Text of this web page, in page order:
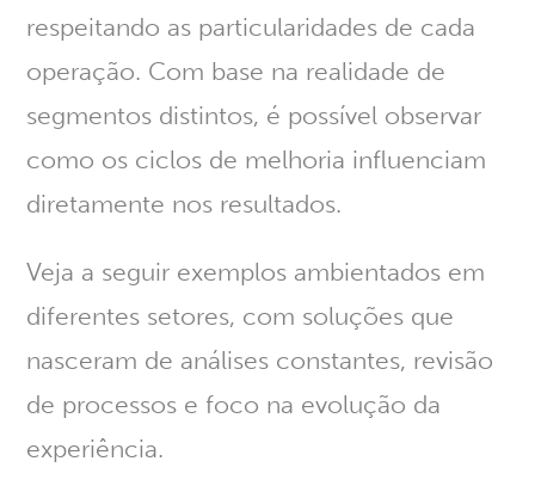
respeitando as particularidades de cada
operação. Com base na realidade de
segmentos distintos, é possível observar
como os ciclos de melhoria influenciam
diretamente nos resultados.
Veja a seguir exemplos ambientados em
diferentes setores, com soluções que
nasceram de análises constantes, revisão
de processos e foco na evolução da
experiência.